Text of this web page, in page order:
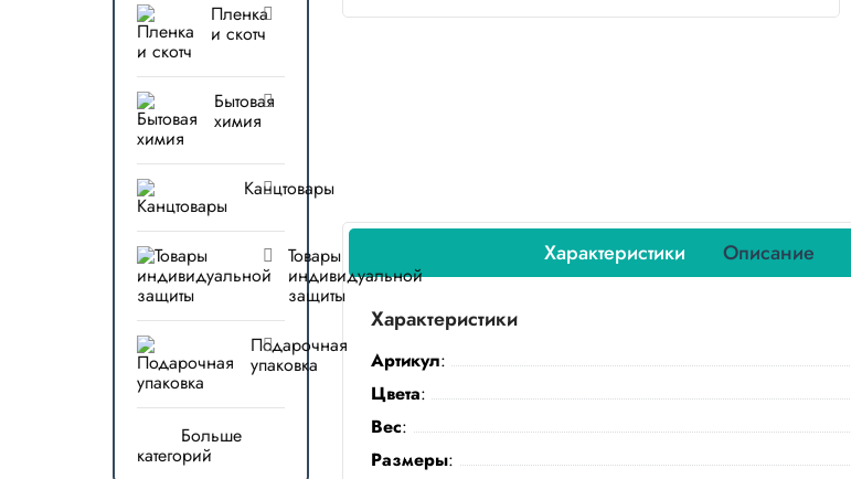
Пленка
и скотч
Бытовая
химия
Канцтовары
Товары
индивидуальной
защиты
Подарочная
упаковка
Больше
категорий
Характеристики Описание
Характеристики
Артикул:
Цвета:
Вес:
Размеры: